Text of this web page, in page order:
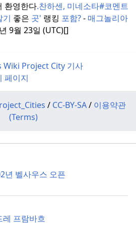
환영한다.찬하센, 미네소타#코멘트
기 좋은 곳' 랭킹 포함?- 매그놀리아
9월 23일 (UTC)[]
Wiki Project City 기사
페이지
/ CC-BY-SA/ 이용약관
(Terms)
년 벨사우스 오픈
레 프람바흐